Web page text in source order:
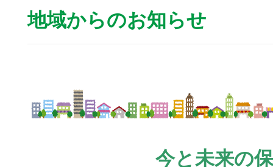
地域からのお知らせ
今と未来の